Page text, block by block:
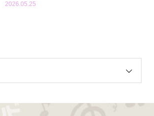
2026.05.25